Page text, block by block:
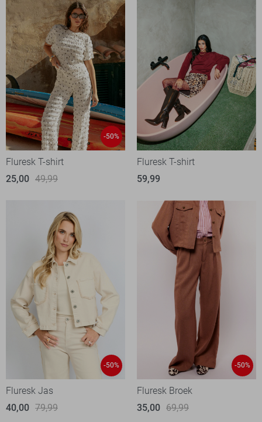
-50%
Fluresk T-shirt
25,00 49,99
Fluresk T-shirt
59,99
-50%
Fluresk Jas
40,00 79,99
-50%
Fluresk Broek
35,00 69,99